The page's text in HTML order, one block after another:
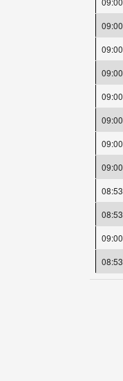
09:00
09:00
09:00
09:00
09:00
09:00
09:00
08:53
08:53
09:00
08:53